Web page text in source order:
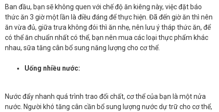
Ban đầu, bạn sẽ không quen với chế độ ăn kiêng này, việc đặt báo
thức ăn 3 giờ một lần là điều đáng để thực hiện. Đã đến giờ ăn thì nên
ăn vừa đủ, giữa trưa không đói thì ăn nhẹ, nên lưu ý tháp thức ăn, để
có thể ăn chuẩn nhất có thể, bạn nên mua các loại thực phẩm khác
nhau, sữa tăng cân bổ sung năng lượng cho cơ thể.
Uống nhiều nước:
Nước đẩy nhanh quá trình trao đổi chất, cơ thể của bạn là một nửa
nước. Người khó tăng cân cần bổ sung lượng nước dự trữ cho cơ thể,